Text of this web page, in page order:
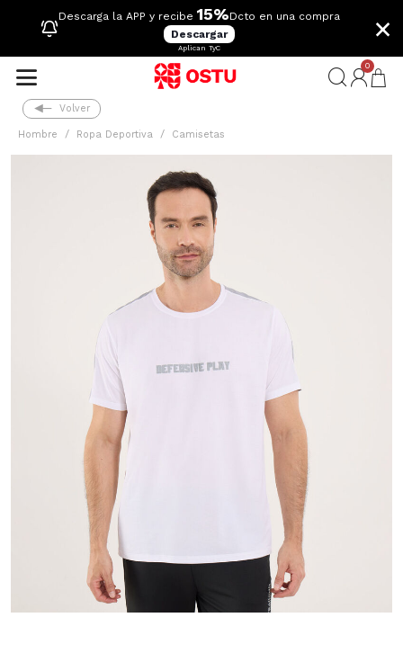
Descarga la APP y recibe 15%Dcto en una compra
Descargar
Aplican TyC
×
0
Volver
Hombre Ropa Deportiva Camisetas